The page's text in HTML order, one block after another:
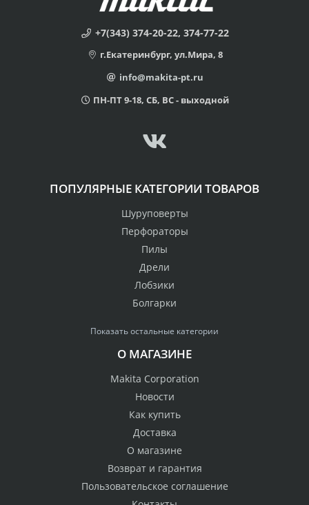
+7(343) 374-20-22, 374-77-22
г.Екатеринбург, ул.Мира, 8
info@makita-pt.ru
ПН-ПТ 9-18, СБ, ВС - выходной
ПОПУЛЯРНЫЕ КАТЕГОРИИ ТОВАРОВ
Шуруповерты
Перфораторы
Пилы
Дрели
Лобзики
Болгарки
Показать остальные категории
О МАГАЗИНЕ
Makita Corporation
Новости
Как купить
Доставка
О магазине
Возврат и гарантия
Пользовательское соглашение